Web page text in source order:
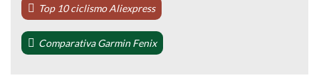
Top 10 ciclismo Aliexpress
Comparativa Garmin Fenix